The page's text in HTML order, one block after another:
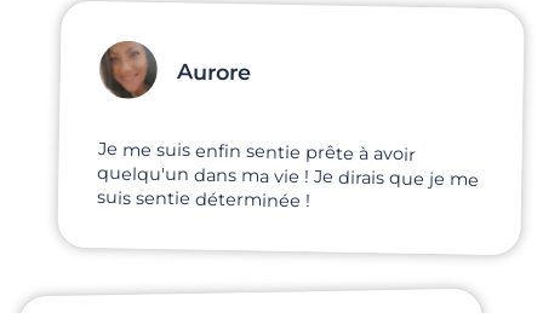
Aurore
Je me suis enfin sentie prête à avoir
quelqu'un dans ma vie ! Je dirais que je me
suis sentie déterminée !